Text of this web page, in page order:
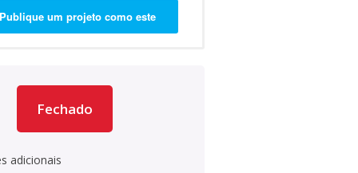
Publique um projeto como este
Fechado
adicionais